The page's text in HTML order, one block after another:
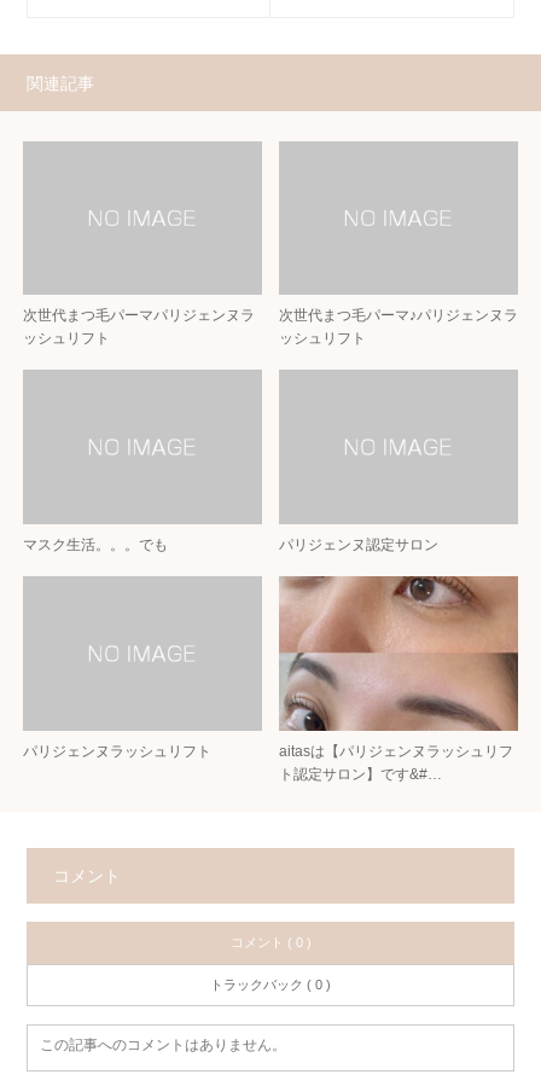
関連記事
次世代まつ毛パーマパリジェンヌラ
ッシュリフト
次世代まつ毛パーマ♪パリジェンヌラ
ッシュリフト
マスク生活。。。でも パリジェンヌ認定サロン
パリジェンヌラッシュリフト
aitasは【パリジェンヌラッシュリフ
ト認定サロン】です&#…
コメント
コメント ( 0 )
トラックバック ( 0 )
この記事へのコメントはありません。